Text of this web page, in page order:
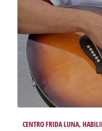
CENTRO FRIDA LUNA,